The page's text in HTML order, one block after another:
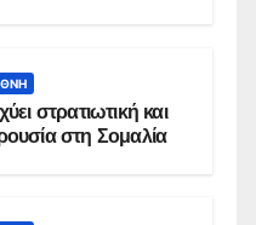
στρατιωτική και
στη Σομαλία